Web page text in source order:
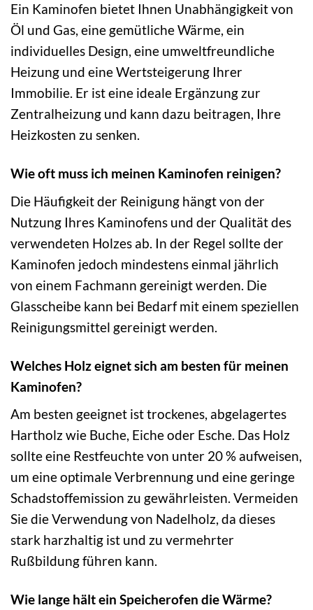
Ein Kaminofen bietet Ihnen Unabhängigkeit von
Öl und Gas, eine gemütliche Wärme, ein
individuelles Design, eine umweltfreundliche
Heizung und eine Wertsteigerung Ihrer
Immobilie. Er ist eine ideale Ergänzung zur
Zentralheizung und kann dazu beitragen, Ihre
Heizkosten zu senken.
Wie oft muss ich meinen Kaminofen reinigen?
Die Häufigkeit der Reinigung hängt von der
Nutzung Ihres Kaminofens und der Qualität des
verwendeten Holzes ab. In der Regel sollte der
Kaminofen jedoch mindestens einmal jährlich
von einem Fachmann gereinigt werden. Die
Glasscheibe kann bei Bedarf mit einem speziellen
Reinigungsmittel gereinigt werden.
Welches Holz eignet sich am besten für meinen
Kaminofen?
Am besten geeignet ist trockenes, abgelagertes
Hartholz wie Buche, Eiche oder Esche. Das Holz
sollte eine Restfeuchte von unter 20 % aufweisen,
um eine optimale Verbrennung und eine geringe
Schadstoffemission zu gewährleisten. Vermeiden
Sie die Verwendung von Nadelholz, da dieses
stark harzhaltig ist und zu vermehrter
Rußbildung führen kann.
Wie lange hält ein Speicherofen die Wärme?